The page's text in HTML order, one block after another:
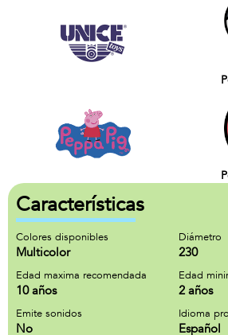
Características
Colores disponibles
Multicolor
Diámetro
230
Edad maxima recomendada
10 años
Edad
2 años
Emite sonidos
No
Idioma
Español